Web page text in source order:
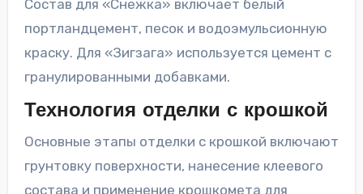
Состав для «Снежка» включает белый
портландцемент, песок и водоэмульсионную
краску. Для «Зигзага» используется цемент с
гранулированными добавками.
Технология отделки с крошкой
Основные этапы отделки с крошкой включают
грунтовку поверхности, нанесение клеевого
состава и применение крошкомета для